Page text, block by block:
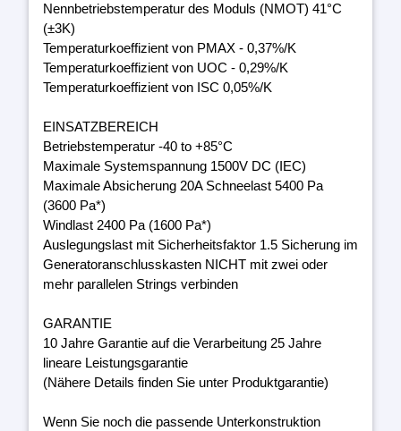
Nennbetriebstemperatur des Moduls (NMOT) 41°C
(±3K)
Temperaturkoeffizient von PMAX - 0,37%/K
Temperaturkoeffizient von UOC - 0,29%/K
Temperaturkoeffizient von ISC 0,05%/K
EINSATZBEREICH
Betriebstemperatur -40 to +85°C
Maximale Systemspannung 1500V DC (IEC)
Maximale Absicherung 20A Schneelast 5400 Pa
(3600 Pa*)
Windlast 2400 Pa (1600 Pa*)
Auslegungslast mit Sicherheitsfaktor 1.5 Sicherung im
Generatoranschlusskasten NICHT mit zwei oder
mehr parallelen Strings verbinden
GARANTIE
10 Jahre Garantie auf die Verarbeitung 25 Jahre
lineare Leistungsgarantie
(Nähere Details finden Sie unter Produktgarantie)
Wenn Sie noch die passende Unterkonstruktion